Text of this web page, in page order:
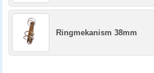
Ringmekanism 38mm